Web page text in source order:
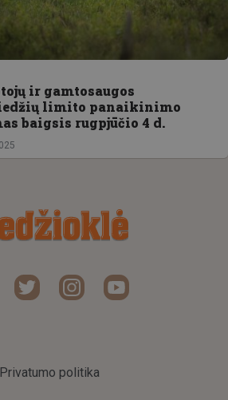
ir gamtosaugos
limito panaikinimo
baigsis rugpjūčio 4 d.
Privatumo politika